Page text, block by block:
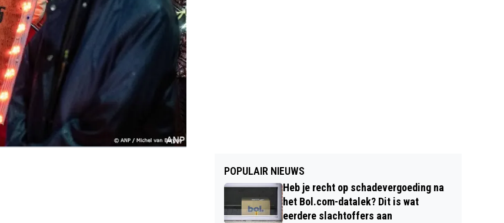
POPULAIR NIEUWS
Heb je recht op schadevergoeding na
het Bol.com-datalek? Dit is wat
eerdere slachtoffers aan